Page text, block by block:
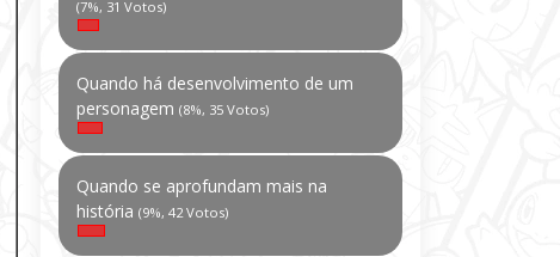
(7%, 31 Votos)
Quando há desenvolvimento de um
personagem (8%, 35 Votos)
Quando se aprofundam mais na
história (9%, 42 Votos)